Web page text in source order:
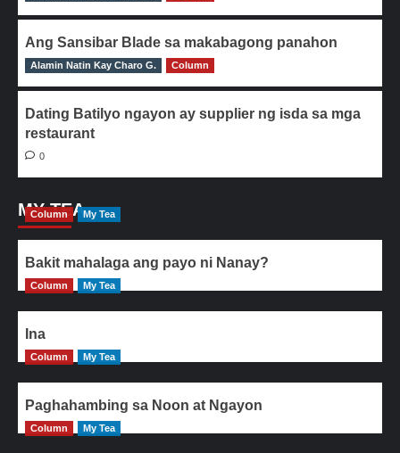
Ang Sansibar Blade sa makabagong panahon
0
Alamin Natin Kay Charo G. Column
Dating Batilyo ngayon ay supplier ng isda sa mga
restaurant
0
MY TEA
Column My Tea
Bakit mahalaga ang payo ni Nanay?
Column My Tea
Ina
Column My Tea
Paghahambing sa Noon at Ngayon
Column My Tea